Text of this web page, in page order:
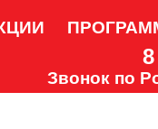
Звонок по